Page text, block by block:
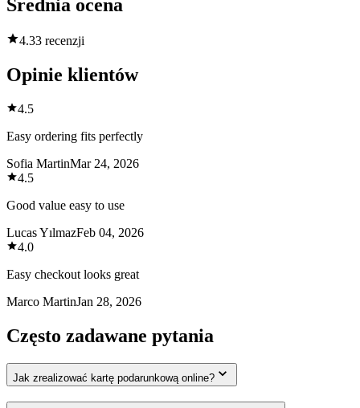
Średnia ocena
4.33 recenzji
Opinie klientów
4.5
Easy ordering fits perfectly
Sofia MartinMar 24, 2026
4.5
Good value easy to use
Lucas YılmazFeb 04, 2026
4.0
Easy checkout looks great
Marco MartinJan 28, 2026
Często zadawane pytania
Jak zrealizować kartę podarunkową online?